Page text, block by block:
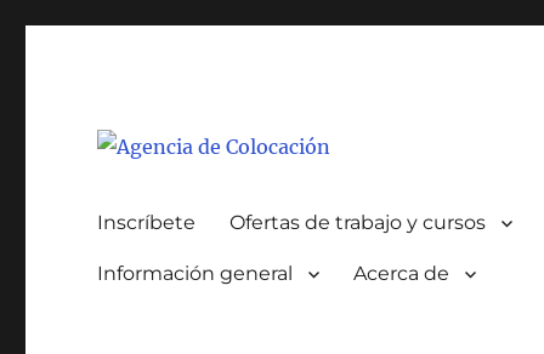
Inscríbete Ofertas de trabajo y cursos
Información general Acerca de